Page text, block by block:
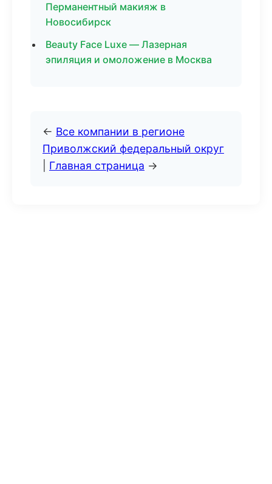
Перманентный макияж в
Новосибирск
Beauty Face Luxe — Лазерная
эпиляция и омоложение в Москва
← Все компании в регионе
Приволжский федеральный округ
Главная страница →